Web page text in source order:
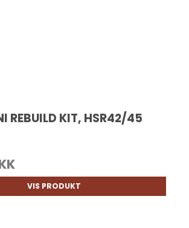
REBUILD KIT, HSR42/45
VIS PRODUKT